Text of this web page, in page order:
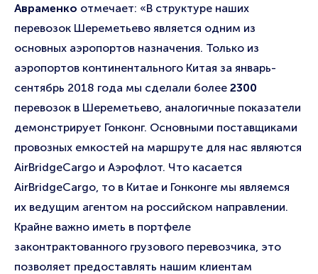
Авраменко отмечает: «В структуре наших
перевозок Шереметьево является одним из
основных аэропортов назначения. Только из
аэропортов континентального Китая за январь-
сентябрь 2018 года мы сделали более 2300
перевозок в Шереметьево, аналогичные показатели
демонстрирует Гонконг. Основными поставщиками
провозных емкостей на маршруте для нас являются
AirBridgeCargo и Аэрофлот. Что касается
AirBridgeCargo, то в Китае и Гонконге мы являемся
их ведущим агентом на российском направлении.
Крайне важно иметь в портфеле
законтрактованного грузового перевозчика, это
позволяет предоставлять нашим клиентам